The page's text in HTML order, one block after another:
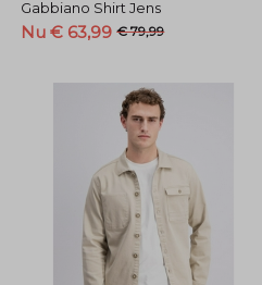
Gabbiano Shirt Jens
Nu € 63,99 € 79,99